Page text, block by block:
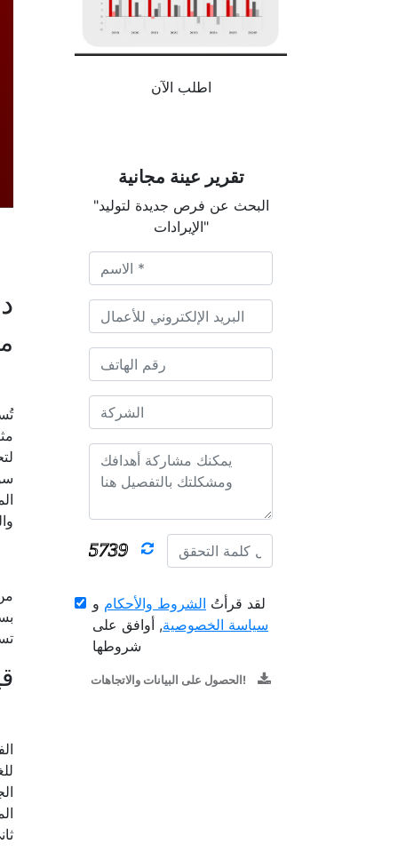
اطلب الآن
تقرير عينة مجانية
"البحث عن فرص جديدة لتوليد
الإيرادات"
لقد قرأتُ الشروط والأحكام و
سياسة الخصوصية, أوافق على
شروطها
الحصول على البيانات والاتجاهات!